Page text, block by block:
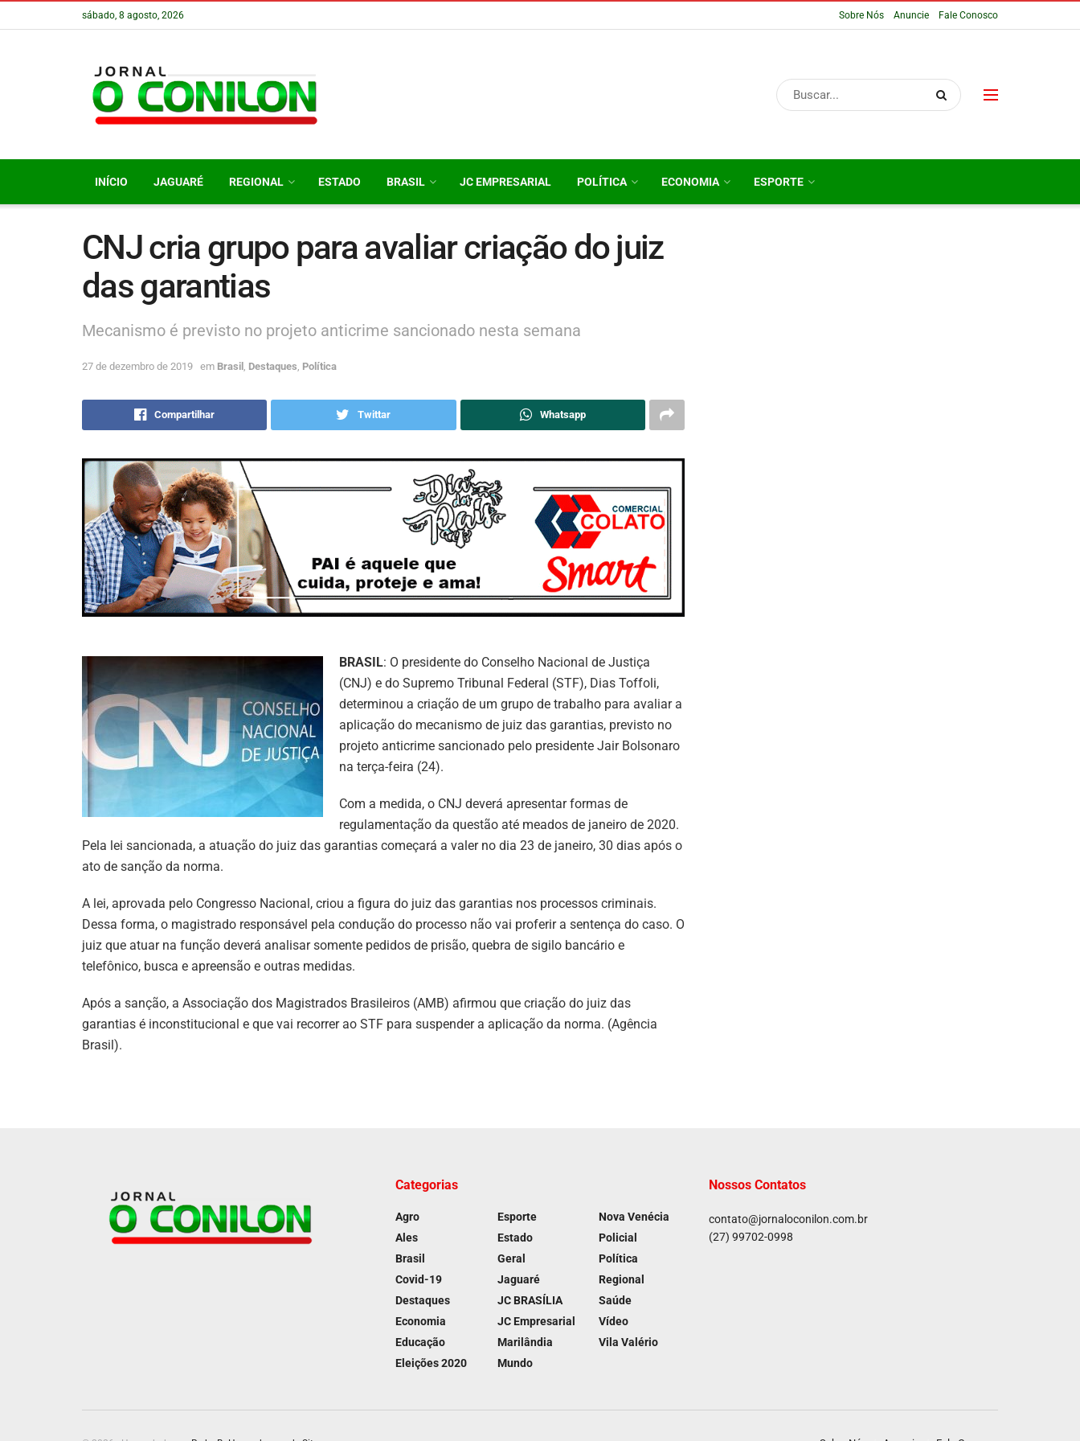
sábado, 8 agosto, 2026 Sobre Nós Anuncie Fale Conosco
INÍCIO JAGUARÉ REGIONAL ESTADO BRASIL JC EMPRESARIAL POLÍTICA ECONOMIA ESPORTE
CNJ cria grupo para avaliar criação do juiz
das garantias
Mecanismo é previsto no projeto anticrime sancionado nesta semana
27 de dezembro de 2019 em Brasil Destaques Política
Compartilhar Twittar Whatsapp
BRASIL: O presidente do Conselho Nacional de Justiça
(CNJ) e do Supremo Tribunal Federal (STF), Dias Toffoli,
determinou a criação de um grupo de trabalho para avaliar a
aplicação do mecanismo de juiz das garantias, previsto no
projeto anticrime sancionado pelo presidente Jair Bolsonaro
na terça-feira (24).
Com a medida, o CNJ deverá apresentar formas de
regulamentação da questão até meados de janeiro de 2020.
Pela lei sancionada, a atuação do juiz das garantias começará a valer no dia 23 de janeiro, 30 dias após o
ato de sanção da norma.
A lei, aprovada pelo Congresso Nacional, criou a figura do juiz das garantias nos processos criminais.
Dessa forma, o magistrado responsável pela condução do processo não vai proferir a sentença do caso. O
juiz que atuar na função deverá analisar somente pedidos de prisão, quebra de sigilo bancário e
telefônico, busca e apreensão e outras medidas.
Após a sanção, a Associação dos Magistrados Brasileiros (AMB) afirmou que criação do juiz das
garantias é inconstitucional e que vai recorrer ao STF para suspender a aplicação da norma. (Agência
Brasil).
Categorias
Agro
Ales
Brasil
Covid-19
Destaques
Economia
Educação
Eleições 2020
Esporte
Estado
Geral
Jaguaré
JC BRASÍLIA
JC Empresarial
Marilândia
Mundo
Nova Venécia
Policial
Política
Regional
Saúde
Vídeo
Vila Valério
Nossos Contatos
contato@jornaloconilon.com.br
(27) 99702-0998